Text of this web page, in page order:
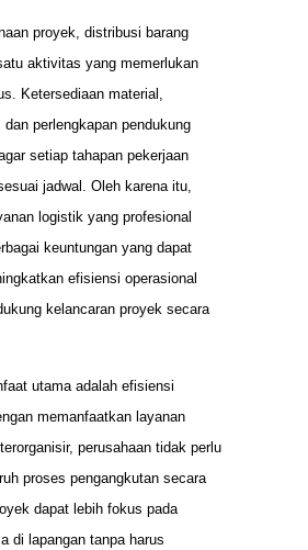
proyek, distribusi barang
aktivitas yang memerlukan
Ketersediaan material,
perlengkapan pendukung
setiap tahapan pekerjaan
jadwal. Oleh karena itu,
logistik yang profesional
keuntungan yang dapat
efisiensi operasional
kelancaran proyek secara
utama adalah efisiensi
memanfaatkan layanan
perusahaan tidak perlu
proses pengangkutan secara
dapat lebih fokus pada
di lapangan tanpa harus